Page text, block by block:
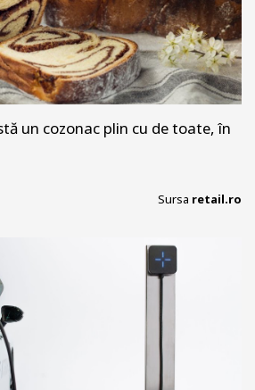
un cozonac plin cu de toate, în
Sursa retail.ro